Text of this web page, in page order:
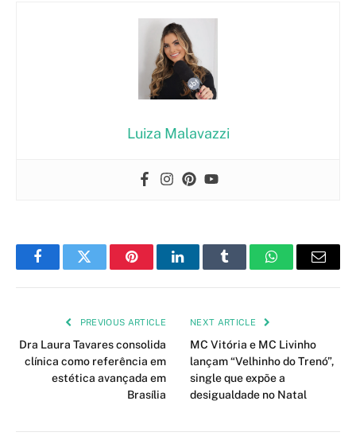
Luiza Malavazzi
FacebookTwitter PinterestLinkedInTumblr WhatsAppEmail
PREVIOUS ARTICLE
Dra Laura Tavares consolida
clínica como referência em
estética avançada em
Brasília
NEXT ARTICLE
MC Vitória e MC Livinho
lançam “Velhinho do Trenó”,
single que expõe a
desigualdade no Natal